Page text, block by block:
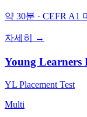
약 30분 · CEFR A1
자세히 →
Young Learners
YL Placement Test
Multi